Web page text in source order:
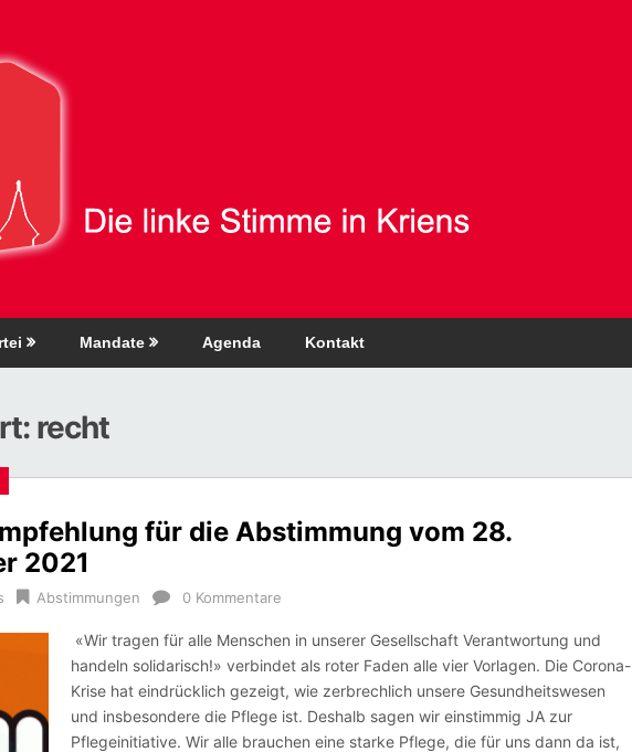
Mandate Agenda Kontakt
recht
für die Abstimmung vom 28.
2021
Abstimmungen 0 Kommentare
«Wir tragen für alle Menschen in unserer Gesellschaft Verantwortung und
handeln solidarisch!» verbindet als roter Faden alle vier Vorlagen. Die Corona-
Krise hat eindrücklich gezeigt, wie zerbrechlich unsere Gesundheitswesen
und insbesondere die Pflege ist. Deshalb sagen wir einstimmig JA zur
Pflegeinitiative. Wir alle brauchen eine starke Pflege, die für uns dann da ist,